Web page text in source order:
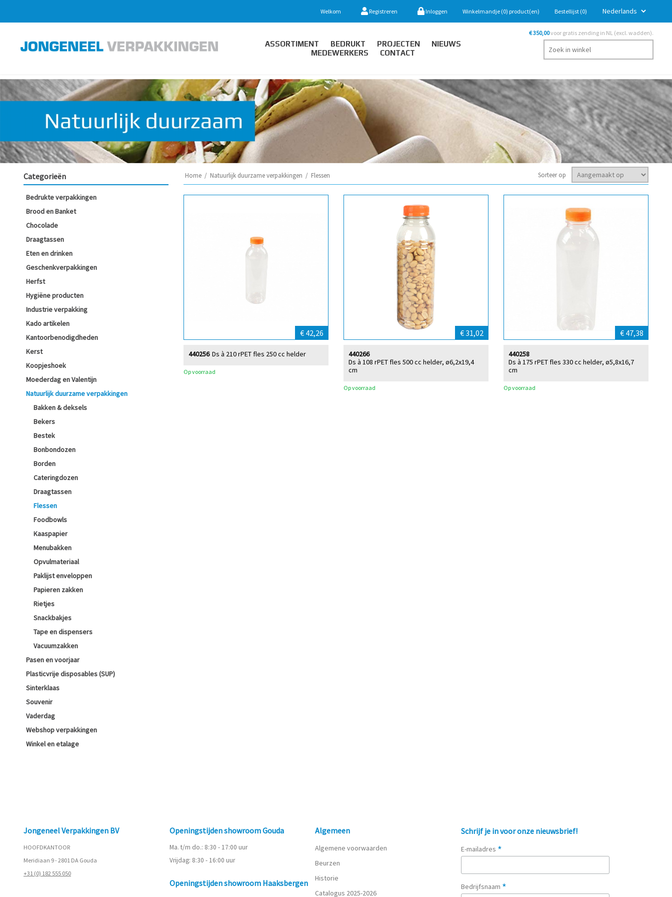
Welkom Registreren Inloggen Winkelmandje (0) product(en) Bestellijst (0)
ASSORTIMENT BEDRUKT PROJECTEN
NIEUWS
MEDEWERKERS
CONTACT
€ 350,00voor gratis zending in NL (excl. wadden).
Categorieën
Bedrukte verpakkingen
Brood en Banket
Chocolade
Draagtassen
Eten en drinken
Geschenkverpakkingen
Herfst
Hygiëne producten
Industrie verpakking
Kado artikelen
Kantoorbenodigdheden
Kerst
Koopjeshoek
Moederdag en Valentijn
Natuurlijk duurzame verpakkingen
Bakken & deksels
Bekers
Bestek
Bonbondozen
Borden
Cateringdozen
Draagtassen
Flessen
Foodbowls
Kaaspapier
Menubakken
Opvulmateriaal
Paklijst enveloppen
Papieren zakken
Rietjes
Snackbakjes
Tape en dispensers
Vacuumzakken
Pasen en voorjaar
Plasticvrije disposables (SUP)
Sinterklaas
Souvenir
Vaderdag
Webshop verpakkingen
Winkel en etalage
Home / Natuurlijk duurzame verpakkingen / Flessen Sorteer op
€ 42,26
Ds à 210 rPET fles 250 cc helder
440256
Op voorraad
€ 31,02
Ds à 108 rPET fles 500 cc helder, ø6,2x19,4
cm
440266
Op voorraad
€ 47,38
Ds à 175 rPET fles 330 cc helder, ø5,8x16,7
cm
440258
Op voorraad
Jongeneel Verpakkingen BV
HOOFDKANTOOR
Meridiaan 9 - 2801 DA Gouda
+31 (0) 182 555 050
Openingstijden showroom Gouda
Ma. t/m do.: 8:30 - 17:00 uur
Vrijdag: 8:30 - 16:00 uur
Openingstijden showroom Haaksbergen
Algemeen
Algemene voorwaarden
Beurzen
Historie
Catalogus 2025-2026
Schrijf je in voor onze nieuwsbrief!
E-mailadres *
Bedrijfsnaam *